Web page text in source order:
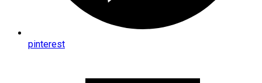
pinterest